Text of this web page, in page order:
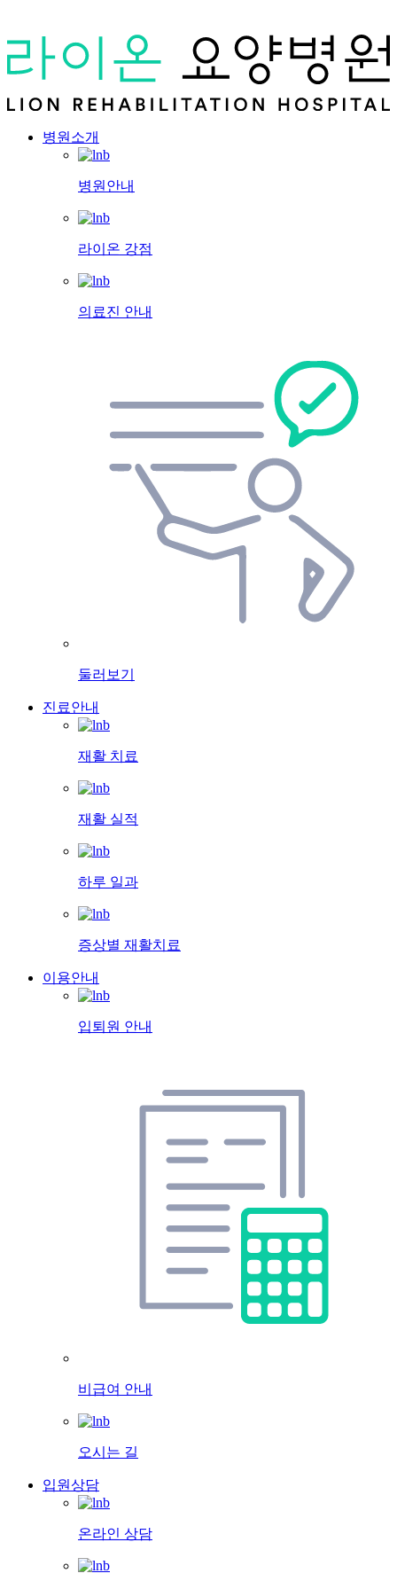
병원소개
병원안내
라이온 강점
의료진 안내
둘러보기
진료안내
재활 치료
재활 실적
하루 일과
증상별 재활치료
이용안내
입퇴원 안내
비급여 안내
오시는 길
입원상담
온라인 상담